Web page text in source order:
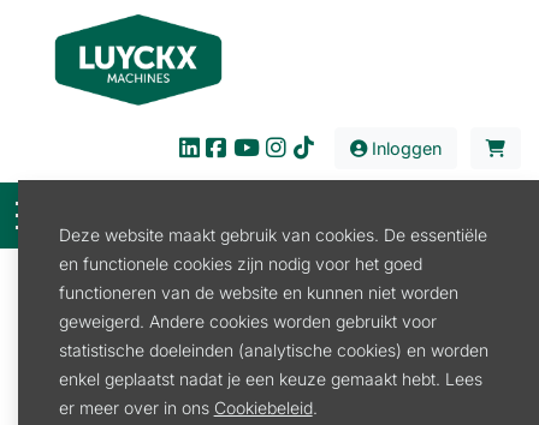
Inloggen
Filter
Verkoop
Bouwdroger
Deze website maakt gebruik van cookies. De essentiële
en functionele cookies zijn nodig voor het goed
functioneren van de website en kunnen niet worden
geweigerd. Andere cookies worden gebruikt voor
statistische doeleinden (analytische cookies) en worden
enkel geplaatst nadat je een keuze gemaakt hebt. Lees
er meer over in ons Cookiebeleid.